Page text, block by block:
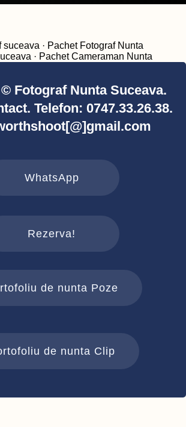
Fotograf Nunta Suceava.
Telefon: 0747.33.26.38.
WhatsApp
Rezerva!
de nunta Poze
de nunta Clip